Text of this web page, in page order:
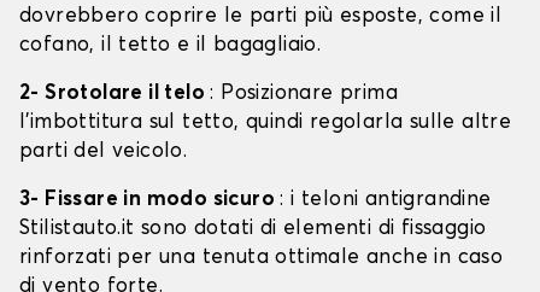
dovrebbero coprire le parti più esposte, come il
cofano, il tetto e il bagagliaio.
2- Srotolare il telo: Posizionare prima
l'imbottitura sul tetto, quindi regolarla sulle altre
parti del veicolo.
3- Fissare in modo sicuro: i teloni antigrandine
Stilistauto.it sono dotati di elementi di fissaggio
rinforzati per una tenuta ottimale anche in caso
di vento forte.